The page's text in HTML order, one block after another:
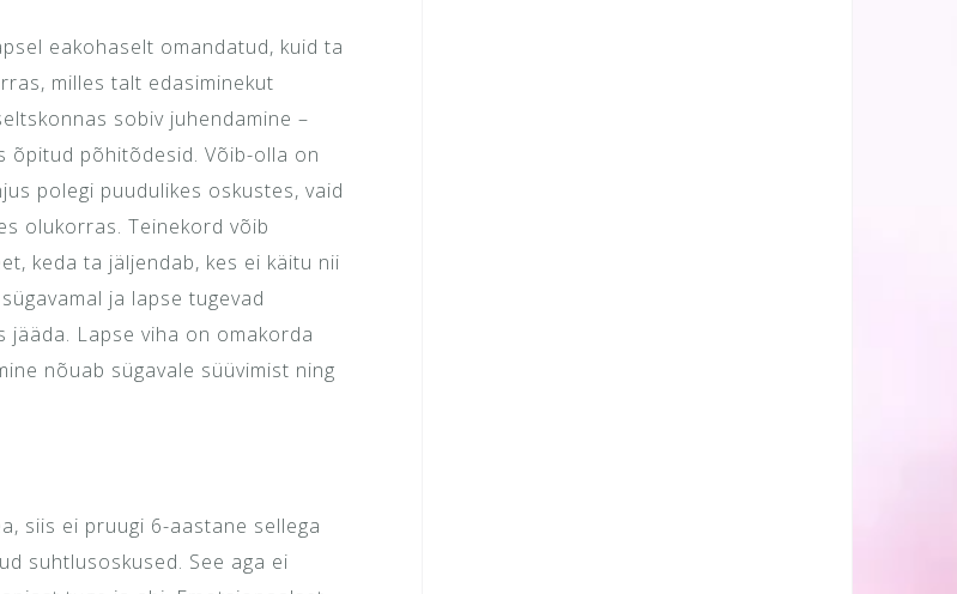
eakohaselt omandatud, kuid ta
milles talt edasiminekut
sobiv juhendamine –
õpitud põhitõdesid. Võib-olla on
polegi puudulikes oskustes, vaid
olukorras. Teinekord võib
keda ta jäljendab, kes ei käitu nii
ja lapse tugevad
Lapse viha on omakorda
nõuab sügavale süüvimist ning
siis ei pruugi 6-aastane sellega
suhtlusoskused. See aga ei